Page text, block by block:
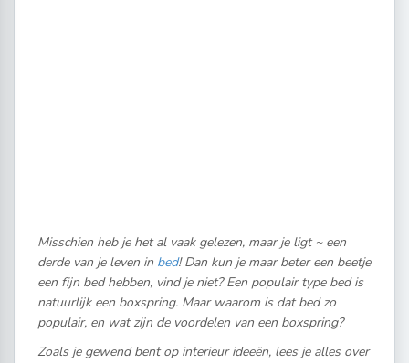
Misschien heb je het al vaak gelezen, maar je ligt ~ een
derde van je leven in bed! Dan kun je maar beter een beetje
een fijn bed hebben, vind je niet? Een populair type bed is
natuurlijk een boxspring. Maar waarom is dat bed zo
populair, en wat zijn de voordelen van een boxspring?
Zoals je gewend bent op interieur ideeën, lees je alles over